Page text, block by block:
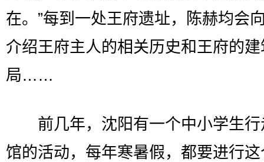
在。”每到一处王府遗址，陈赫均会
介绍王府主人的相关历史和王府的
局……
前几年，沈阳有一个中小学生行
馆的活动，每年寒暑假，都要进行